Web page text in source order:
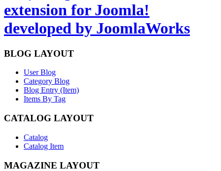
extension for Joomla!
developed by JoomlaWorks
BLOG LAYOUT
User Blog
Category Blog
Blog Entry (Item)
Items By Tag
CATALOG LAYOUT
Catalog
Catalog Item
MAGAZINE LAYOUT